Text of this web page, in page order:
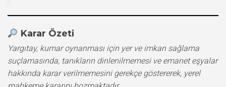
Karar Özeti
Yargıtay, kumar oynanması için yer ve imkan sağlama
suçlamasında, tanıkların dinlenilmemesi ve emanet eşyalar
hakkında karar verilmemesini gerekçe göstererek, yerel